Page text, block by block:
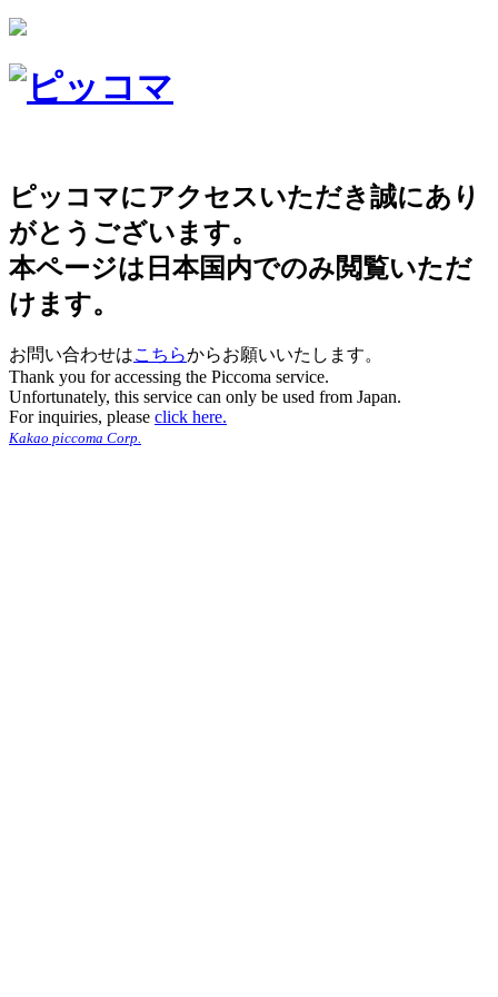
ピッコマにアクセスいただき誠にあり
がとうございます。
本ページは日本国内でのみ閲覧いただ
けます。
お問い合わせはこちらからお願いいたします。
Thank you for accessing the Piccoma service.
Unfortunately, this service can only be used from Japan.
For inquiries, please click here.
Kakao piccoma Corp.